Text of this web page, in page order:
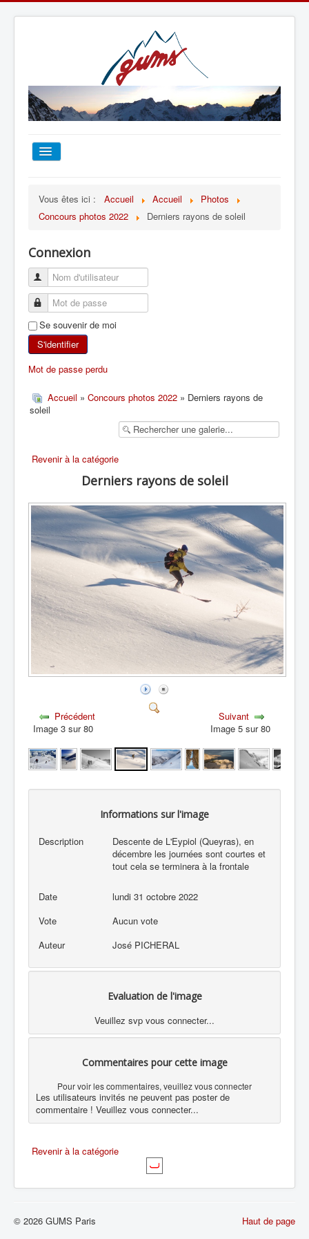
TOUT SUR LE GUMS
ESCALADE
ALPINISME
SKI DE RANDONNÉE
RANDONNÉE SPORTIVE
Vous êtes ici : Accueil Accueil
Photos
Concours photos 2022
Derniers rayons de soleil
Connexion
Se souvenir de moi
S'identifier
Mot de passe perdu
Accueil » Concours photos 2022 » Derniers rayons de
soleil
Revenir à la catégorie
Derniers rayons de soleil
Précédent
Image 3 sur 80
Suivant
Image 5 sur 80
Informations sur l'image
Description
Descente de L'Eypiol (Queyras), en
décembre les journées sont courtes et
tout cela se terminera à la frontale
Date
lundi 31 octobre 2022
Vote
Aucun vote
Auteur
José PICHERAL
Evaluation de l'image
Veuillez svp vous connecter...
Commentaires pour cette image
Pour voir les commentaires, veuillez vous connecter
Les utilisateurs invités ne peuvent pas poster de
commentaire ! Veuillez vous connecter...
Revenir à la catégorie
Haut de page
© 2026 GUMS Paris